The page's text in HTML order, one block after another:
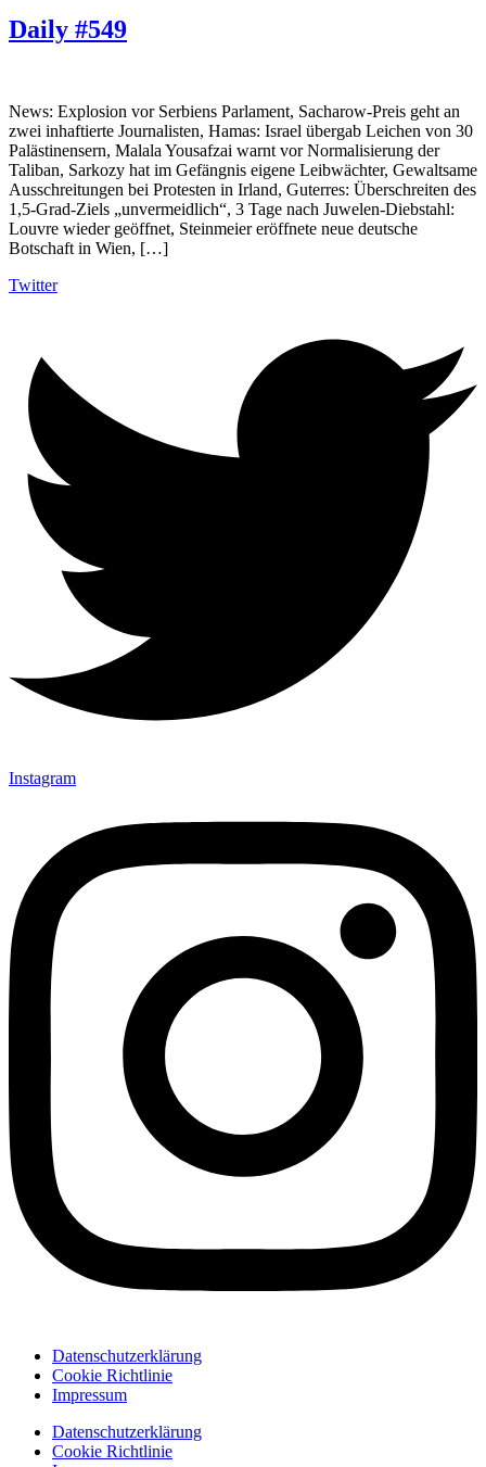
Daily #549
News: Explosion vor Serbiens Parlament, Sacharow-Preis geht an
zwei inhaftierte Journalisten, Hamas: Israel übergab Leichen von 30
Palästinensern, Malala Yousafzai warnt vor Normalisierung der
Taliban, Sarkozy hat im Gefängnis eigene Leibwächter, Gewaltsame
Ausschreitungen bei Protesten in Irland, Guterres: Überschreiten des
1,5-Grad-Ziels „unvermeidlich“, 3 Tage nach Juwelen-Diebstahl:
Louvre wieder geöffnet, Steinmeier eröffnete neue deutsche
Botschaft in Wien, […]
Twitter
Instagram
Datenschutzerklärung
Cookie Richtlinie
Impressum
Datenschutzerklärung
Cookie Richtlinie